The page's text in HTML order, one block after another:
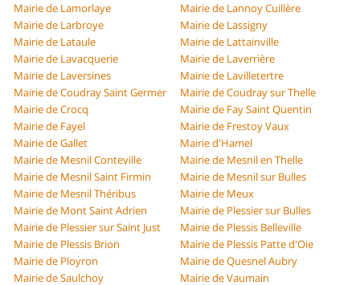
Mairie de Lamorlaye
Mairie de Lannoy Cuillère
Mairie de Larbroye
Mairie de Lassigny
Mairie de Lataule
Mairie de Lattainville
Mairie de Lavacquerie
Mairie de Laverrière
Mairie de Laversines
Mairie de Lavilletertre
Mairie de Coudray Saint Germer
Mairie de Coudray sur Thelle
Mairie de Crocq
Mairie de Fay Saint Quentin
Mairie de Fayel
Mairie de Frestoy Vaux
Mairie de Gallet
Mairie d'Hamel
Mairie de Mesnil Conteville
Mairie de Mesnil en Thelle
Mairie de Mesnil Saint Firmin
Mairie de Mesnil sur Bulles
Mairie de Mesnil Théribus
Mairie de Meux
Mairie de Mont Saint Adrien
Mairie de Plessier sur Bulles
Mairie de Plessier sur Saint Just
Mairie de Plessis Belleville
Mairie de Plessis Brion
Mairie de Plessis Patte d'Oie
Mairie de Ployron
Mairie de Quesnel Aubry
Mairie de Saulchoy
Mairie de Vaumain